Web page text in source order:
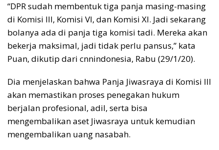
“DPR sudah membentuk tiga panja masing-masing
di Komisi III, Komisi VI, dan Komisi XI. Jadi sekarang
bolanya ada di panja tiga komisi tadi. Mereka akan
bekerja maksimal, jadi tidak perlu pansus,” kata
Puan, dikutip dari cnnindonesia, Rabu (29/1/20).
Dia menjelaskan bahwa Panja Jiwasraya di Komisi III
akan memastikan proses penegakan hukum
berjalan profesional, adil, serta bisa
mengembalikan aset Jiwasraya untuk kemudian
mengembalikan uang nasabah.